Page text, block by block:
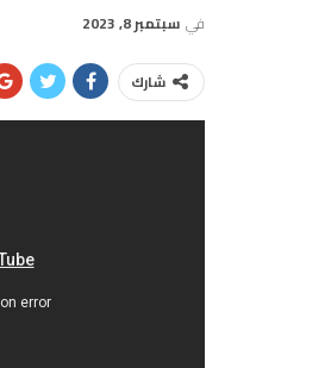
في سبتمبر 8, 2023
شارك